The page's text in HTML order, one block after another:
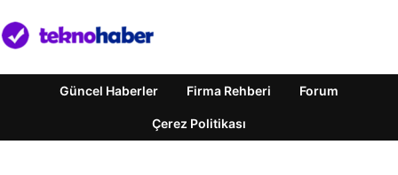
Güncel Haberler Firma Rehberi Forum
Çerez Politikası